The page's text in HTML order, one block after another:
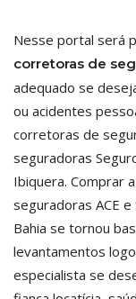
Nesse portal será
corretoras de
adequado se
ou acidentes
corretoras de
seguradoras
Ibiquera. Comprar
seguradoras ACE
Bahia se tornou
levantamentos
especialista se